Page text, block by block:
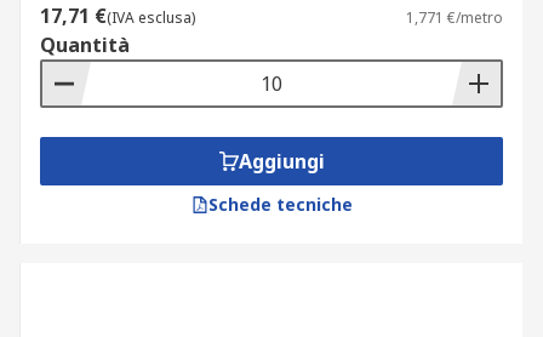
17,71 €(IVA esclusa) 1,771 €/metro
Quantità
Aggiungi
Schede tecniche